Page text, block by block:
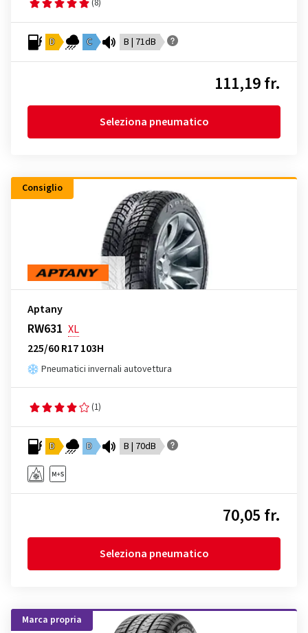
D C B | 71dB
111,19 fr.
Seleziona pneumatico
Consiglio
Aptany
RW631 XL
225/60 R17 103H
Pneumatici invernali autovettura
(1)
D D B | 70dB
70,05 fr.
Seleziona pneumatico
Marca propria